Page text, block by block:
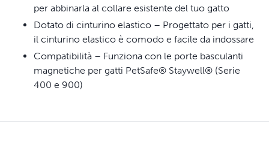
per abbinarla al collare esistente del tuo gatto
Dotato di cinturino elastico – Progettato per i gatti,
il cinturino elastico è comodo e facile da indossare
Compatibilità – Funziona con le porte basculanti
magnetiche per gatti PetSafe® Staywell® (Serie
400 e 900)